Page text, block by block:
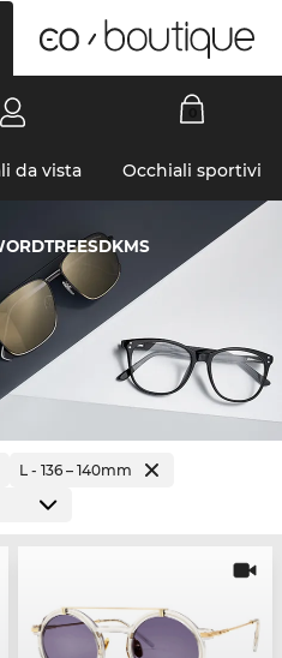
da vista Occhiali sportivi
L - 136 – 140mm